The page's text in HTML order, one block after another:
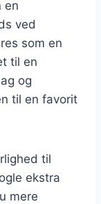
en
ved
som en
til en
og
til en favorit
til
ekstra
mere